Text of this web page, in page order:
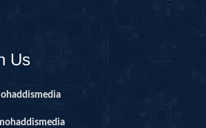
Us